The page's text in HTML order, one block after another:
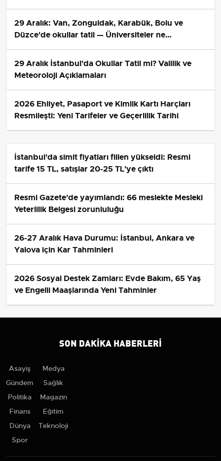
29 Aralık: Van, Zonguldak, Karabük, Bolu ve
Düzce'de okullar tatil — Üniversiteler ne
29 Aralık İstanbul'da Okullar Tatil mi? Valilik ve
Meteoroloji Açıklamaları
2026 Ehliyet, Pasaport ve Kimlik Kartı Harçları
Resmileşti: Yeni Tarifeler ve Geçerlilik Tarihi
İstanbul'da simit fiyatları fiilen yükseldi: Resmi
tarife 15 TL, satışlar 20-25 TL'ye çıktı
Resmi Gazete'de yayımlandı: 66 meslekte Mesleki
Yeterlilik Belgesi zorunluluğu
26-27 Aralık Hava Durumu: İstanbul, Ankara ve
Yalova için Kar Tahminleri
2026 Sosyal Destek Zamları: Evde Bakım, 65 Yaş
ve Engelli Maaşlarında Yeni Tahminler
SON DAKIKA HABERLERI
Asayiş
Gündem
Politika
Finans
Dünya
Spor
Medya
Sağlık
Magazin
Eğitim
Teknoloji